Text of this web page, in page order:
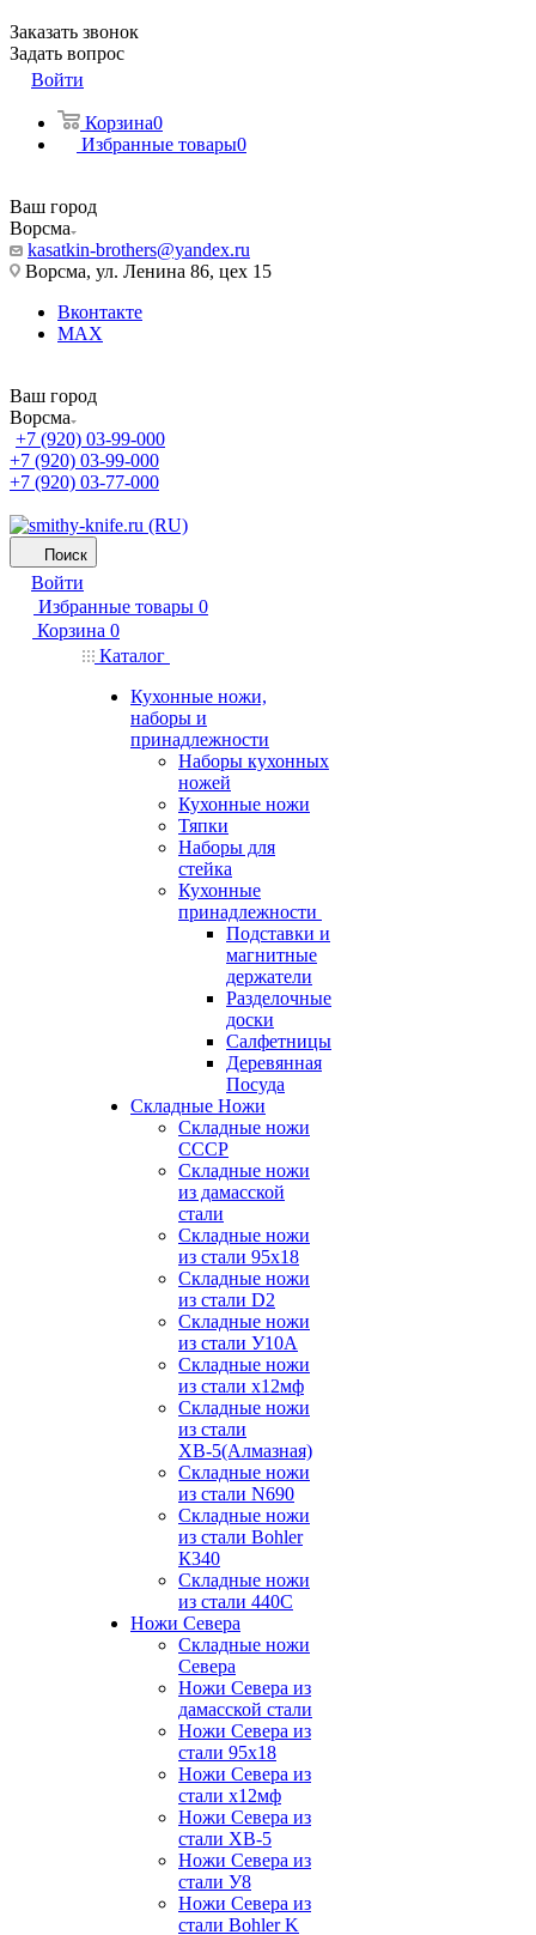
Заказать звонок
Задать вопрос
Войти
Корзина0
Избранные товары0
Ваш город
Ворсма
kasatkin-brothers@yandex.ru
Ворсма, ул. Ленина 86, цех 15
Вконтакте
MAX
Ваш город
Ворсма
+7 (920) 03-99-000
+7 (920) 03-99-000
+7 (920) 03-77-000
Поиск
Войти
Избранные товары 0
Корзина 0
Каталог
Кухонные ножи,
наборы и
принадлежности
Наборы кухонных
ножей
Кухонные ножи
Тяпки
Наборы для
стейка
Кухонные
принадлежности
Подставки и
магнитные
держатели
Разделочные
доски
Салфетницы
Деревянная
Посуда
Складные Ножи
Cкладные ножи
СССР
Складные ножи
из дамасской
стали
Складные ножи
из стали 95х18
Складные ножи
из стали D2
Складные ножи
из стали У10А
Складные ножи
из стали х12мф
Складные ножи
из стали
ХВ-5(Алмазная)
Складные ножи
из стали N690
Складные ножи
из стали Bohler
К340
Складные ножи
из стали 440С
Ножи Севера
Складные ножи
Севера
Ножи Севера из
дамасской стали
Ножи Севера из
стали 95х18
Ножи Севера из
стали х12мф
Ножи Севера из
стали ХВ-5
Ножи Севера из
стали У8
Ножи Севера из
стали Bohler K